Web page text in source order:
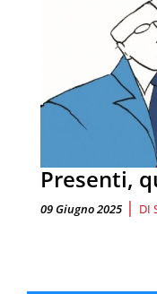
Presenti,
09 Giugno 2025 | DI